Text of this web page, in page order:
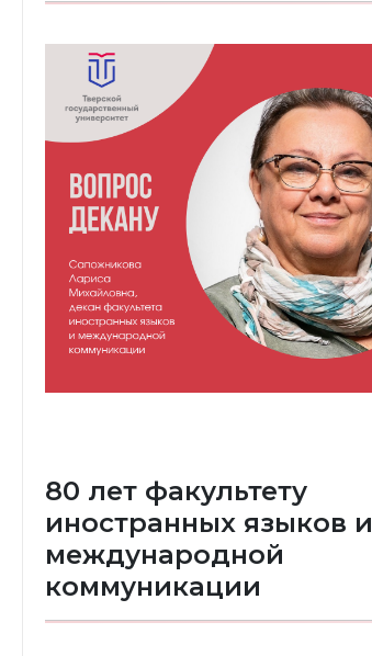
80 лет факультету
иностранных языков и
международной
коммуникации